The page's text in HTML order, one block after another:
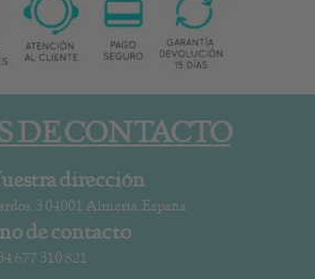
DE CONTACTO
dirección
3 04001 Almería, España
de contacto
677 310 821